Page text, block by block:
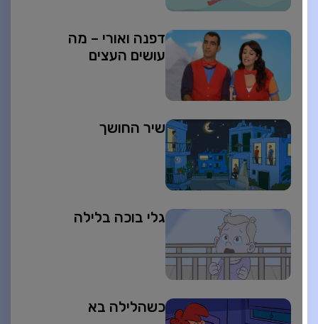
דפנה ואורי – מה
עושים העצים
שיר החושך
גלי בוכה בלילה
כשהלילה בא